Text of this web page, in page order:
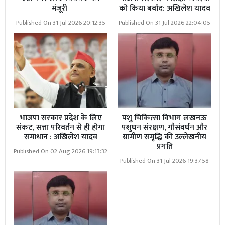
Read More08 अगस्त को तेलंगाना के महामहिम राज्यपाल
सूचना मिलते ही डब्लू सिंह तत्काल मौके पर पहुँचे। उन्होंने देखा कि
नंदी बाबा के पैर में इतनी गहरी चोटें थीं कि खून सड़क पर बिखरा
पड़ा था। यह दृश्य किसी का भी दिल दहलाने के लिए काफी था।
मंजूरी
Published On 31 Jul 2026 20:12:35
को किया बर्बाद: अखिलेश यादव
Published On 31 Jul 2026 22:04:05
भाजपा सरकार प्रदेश के लिए
संकट, सत्ता परिवर्तन से ही होगा
समाधान : अखिलेश यादव
Published On 02 Aug 2026 19:13:32
पशु चिकित्सा विभाग लखनऊ
पशुधन संरक्षण, गौसंवर्धन और
ग्रामीण समृद्धि की उल्लेखनीय
प्रगति
Published On 31 Jul 2026 19:37:58